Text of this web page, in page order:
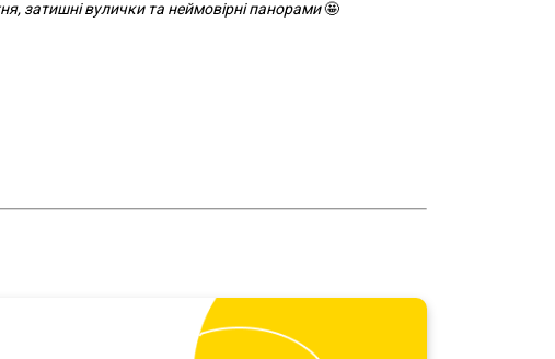
затишні вулички та неймовірні панорами🤩